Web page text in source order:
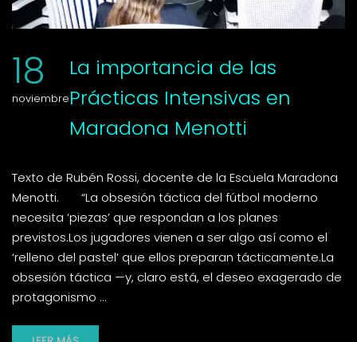
18
noviembre
La importancia de las
Prácticas Intensivas en
Maradona Menotti
Texto de Rubén Rossi, docente de la Escuela Maradona
Menotti. “La obsesión táctica del fútbol moderno
necesita ‘piezas’ que respondan a los planes
previstos.Los jugadores vienen a ser algo así como el
‘relleno del pastel’ que ellos preparan tácticamente.La
obsesión táctica —y, claro está, el deseo exagerado de
protagonismo …